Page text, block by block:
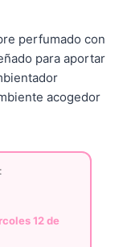
perfumado con
para aportar
acogedor
12 de